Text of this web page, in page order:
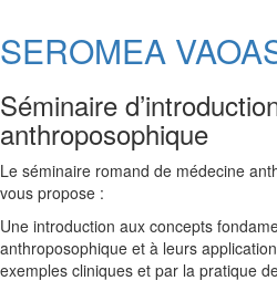
SEROMEA
Séminaire
anthroposophique
Le séminaire romand de médecine
vous propose :
Une introduction aux concepts
anthroposophique et à leurs
exemples cliniques et par la pratique